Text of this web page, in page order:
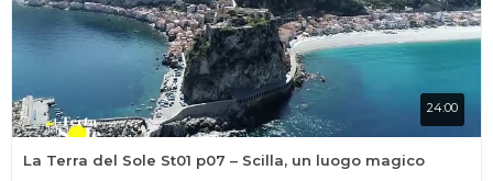
24:00
La Terra del Sole St01 p07 – Scilla, un luogo magico